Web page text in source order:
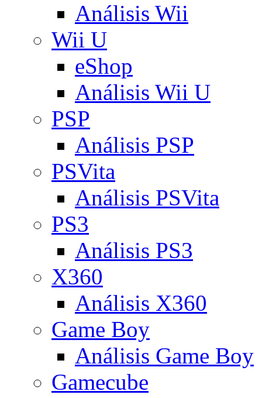
Análisis Wii
Wii U
eShop
Análisis Wii U
PSP
Análisis PSP
PSVita
Análisis PSVita
PS3
Análisis PS3
X360
Análisis X360
Game Boy
Análisis Game Boy
Gamecube